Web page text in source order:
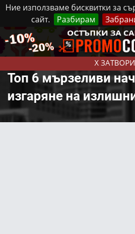
Ние използваме бисквитки за
сайт.
Разбирам
X ЗАТВОРИ
Понеделник, 10 Август, 2026
Топ 6 мързеливи
изгаряне на